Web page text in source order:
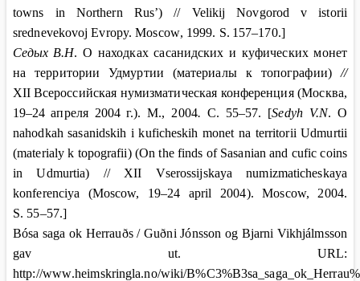
towns in Northern Rus’) // Velikij Novgorod v istorii
srednevekovoj Evropy. Moscow, 1999. S. 157–170.]
Седых В.Н. О находках сасанидских и куфических монет
на территории Удмуртии (материалы к топографии) //
XII Всероссийская нумизматическая конференция (Москва,
19–24 апреля 2004 г.). М., 2004. С. 55–57. [Sedyh V.N. O
nahodkah sasanidskih i kuficheskih monet na territorii Udmurtii
(materialy k topografii) (On the finds of Sasanian and cufic coins
in Udmurtia) // XII Vserossijskaya numizmaticheskaya
konferenciya (Moscow, 19–24 april 2004). Moscow, 2004.
S. 55–57.]
Bósa saga ok Herrauðs / Guðni Jónsson og Bjarni Vikhjálmsson
gav ut. URL:
http://www.heimskringla.no/wiki/B%C3%B3sa _saga ok _Herrau%